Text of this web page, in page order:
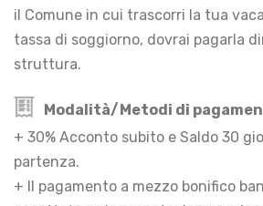
il Comune in cui trascorri la tua
tassa di soggiorno, dovrai pagarla
struttura.
Modalità/Metodi di
+ 30% Acconto subito e Saldo 30
partenza.
+ Il pagamento a mezzo bonifico